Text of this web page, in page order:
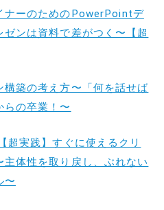
ナーのためのPowerPointデ
ンは資料で差がつく〜【超
構築の考え方〜「何を話せば
らの卒業！〜
超実践】すぐに使えるクリ
体性を取り戻し、ぶれない
〜